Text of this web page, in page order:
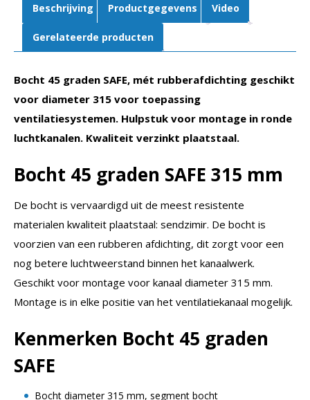
Beschrijving Productgegevens Video
Gerelateerde producten
Bocht 45 graden SAFE, mét rubberafdichting geschikt
voor diameter 315 voor toepassing
ventilatiesystemen. Hulpstuk voor montage in ronde
luchtkanalen. Kwaliteit verzinkt plaatstaal.
Bocht 45 graden SAFE 315 mm
De bocht is vervaardigd uit de meest resistente
materialen kwaliteit plaatstaal: sendzimir. De bocht is
voorzien van een rubberen afdichting, dit zorgt voor een
nog betere luchtweerstand binnen het kanaalwerk.
Geschikt voor montage voor kanaal diameter 315 mm.
Montage is in elke positie van het ventilatiekanaal mogelijk.
Kenmerken Bocht 45 graden
SAFE
Bocht diameter 315 mm, segment bocht